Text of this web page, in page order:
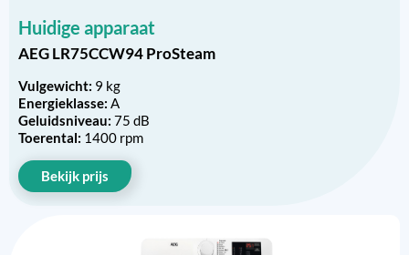
Huidige apparaat
AEG LR75CCW94 ProSteam
Vulgewicht: 9 kg
Energieklasse: A
Geluidsniveau: 75 dB
Toerental: 1400 rpm
Bekijk prijs